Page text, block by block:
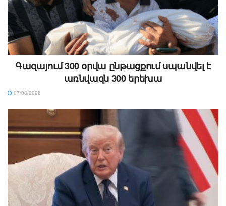
Գազայում 300 օրվա ընթացքում սպանվել է
առնվազն 300 երեխա
07/08/2026